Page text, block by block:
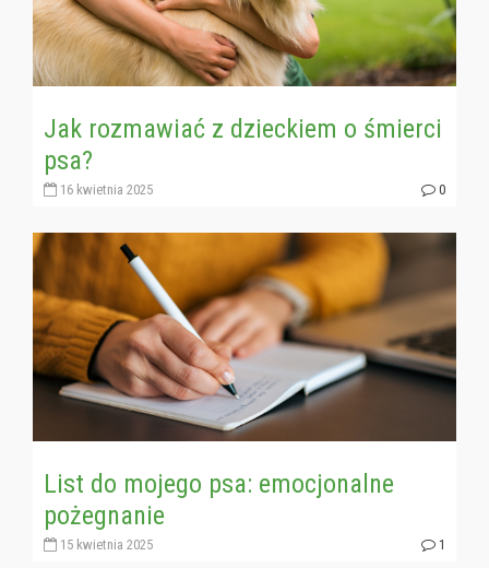
Jak rozmawiać z dzieckiem o śmierci
psa?
16 kwietnia 2025 0
List do mojego psa: emocjonalne
pożegnanie
15 kwietnia 2025 1